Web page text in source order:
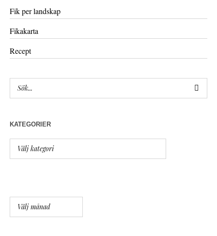
Fik per landskap
Fikakarta
Recept
KATEGORIER